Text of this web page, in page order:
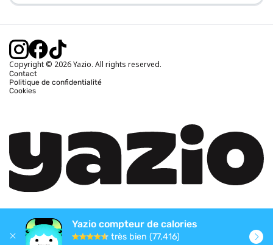
Calcul IMC
Calcul poids idéal
Calcul calories brûlées
Copyright © 2026 Yazio. All rights reserved.
Contact
Politique de confidentialité
Cookies
Yazio compteur de calories
très bien (77,416)